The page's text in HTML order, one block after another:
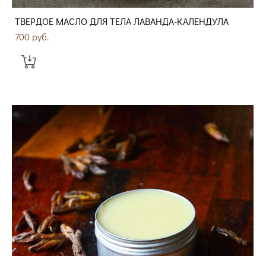
ТВЕРДОЕ МАСЛО ДЛЯ ТЕЛА ЛАВАНДА-КАЛЕНДУЛА
700 pуб.